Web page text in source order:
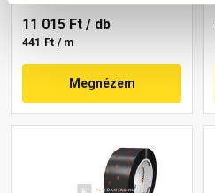
11 015 Ft / db
441 Ft / m
Megnézem